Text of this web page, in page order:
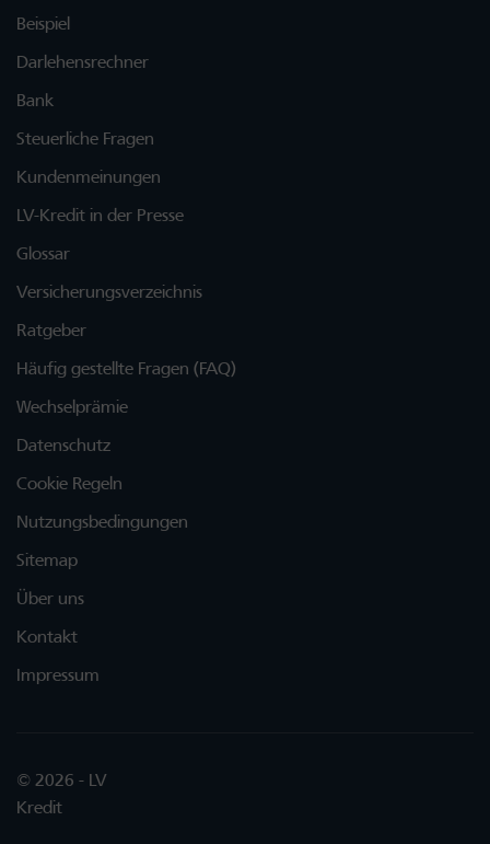
Beispiel
Darlehensrechner
Bank
Steuerliche Fragen
Kundenmeinungen
LV-Kredit in der Presse
Glossar
Versicherungsverzeichnis
Ratgeber
Häufig gestellte Fragen (FAQ)
Wechselprämie
Datenschutz
Cookie Regeln
Nutzungsbedingungen
Sitemap
Über uns
Kontakt
Impressum
© 2026 - LV
Kredit